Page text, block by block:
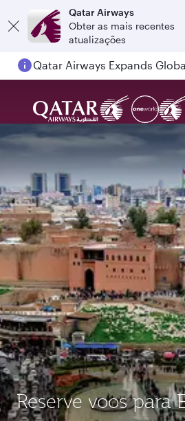
Qatar Airways
Obter as mais recentes
atualizações
Reserve voos para